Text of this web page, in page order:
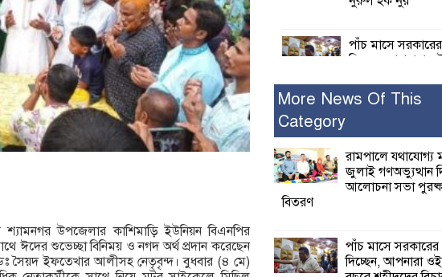
শ্যামনগর উপজেলার কাশিমাড়ি ইউনিয়ন বিএনপির
ঈদের শুভেচ্ছা বিনিময় ও নগদ অর্থ প্রদান করেছেন
সৈয়দ ইফতেখার আলীসহ নেতৃবৃন্দ। বুধবার (৪ মে)
পাঁচ মাসে
দিচ্ছেন, আপনারা
করলেন না কেন: শহীদ জিসানের
ক্ষোভ
কালিগঞ্জে নিখোঁজ
মরদেহ অবশেষে
ইছামতী নদীতে
২নং ওয়ার্ডের
কর্মী সম্মেলন
More News Of This
Category
রামপালে যথাযোগ্য
জুলাই গণঅভ্যুত্থান
আলোচনা সভা
বিতরণ
পাঁচ মাসে
দিচ্ছেন, আপনারা